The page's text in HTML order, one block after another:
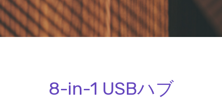
8-in-1 USBハブ